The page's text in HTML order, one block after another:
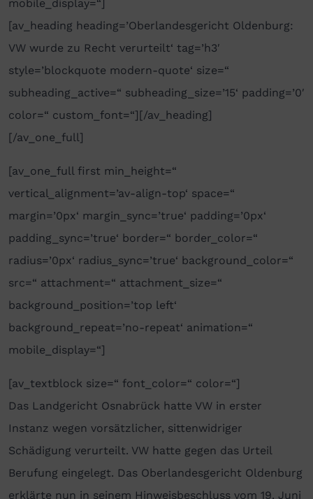
mobile_display=“]
[av_heading heading=’Oberlandesgericht Oldenburg:
VW wurde zu Recht verurteilt‘ tag=’h3′
style=’blockquote modern-quote‘ size=“
subheading_active=“ subheading_size=’15‘ padding=’0′
color=“ custom_font=“][/av_heading]
[/av_one_full]
[av_one_full first min_height=“
vertical_alignment=’av-align-top‘ space=“
margin=’0px‘ margin_sync=’true‘ padding=’0px‘
padding_sync=’true‘ border=“ border_color=“
radius=’0px‘ radius_sync=’true‘ background_color=“
src=“ attachment=“ attachment_size=“
background_position=’top left‘
background_repeat=’no-repeat‘ animation=“
mobile_display=“]
[av_textblock size=“ font_color=“ color=“]
Das Landgericht Osnabrück hatte VW in erster
Instanz wegen vorsätzlicher, sittenwidriger
Schädigung verurteilt. VW hatte gegen das Urteil
Berufung eingelegt. Das Oberlandesgericht Oldenburg
erklärte nun in seinem Hinweisbeschluss vom 19. Juni